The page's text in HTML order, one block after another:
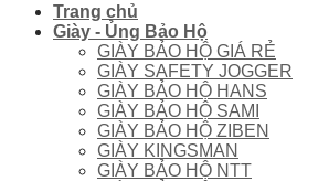
Trang chủ
Giày - Ủng Bảo Hộ
GIÀY BẢO HỘ GIÁ RẺ
GIÀY SAFETY JOGGER
GIÀY BẢO HỘ HANS
GIÀY BẢO HỘ SAMI
GIÀY BẢO HỘ ZIBEN
GIÀY KINGSMAN
GIÀY BẢO HỘ NTT